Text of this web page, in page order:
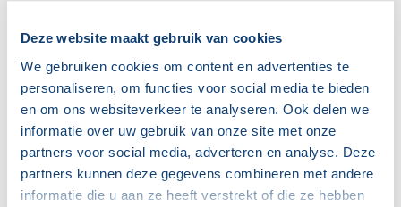
Deze website maakt gebruik van cookies
We gebruiken cookies om content en advertenties te
personaliseren, om functies voor social media te bieden
en om ons websiteverkeer te analyseren. Ook delen we
informatie over uw gebruik van onze site met onze
partners voor social media, adverteren en analyse. Deze
partners kunnen deze gegevens combineren met andere
informatie die u aan ze heeft verstrekt of die ze hebben
verlengstuk van jouw
organisatie en denken
proactief mee. Samen zorgen we voor een sterke
en effectieve medezeggenschap.
Bekijk ons team met experts voor een trainer-
adviseur die bij jullie past of neem direct contact